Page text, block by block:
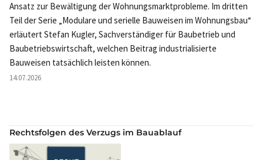
Ansatz zur Bewältigung der Wohnungsmarktprobleme. Im dritten
Teil der Serie „Modulare und serielle Bauweisen im Wohnungsbau“
erläutert Stefan Kugler, Sachverständiger für Baubetrieb und
Baubetriebswirtschaft, welchen Beitrag industrialisierte
Bauweisen tatsächlich leisten können.
14.07.2026
Rechtsfolgen des Verzugs im Bauablauf